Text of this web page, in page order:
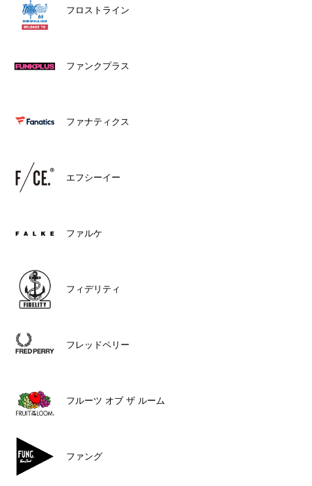
フロストライン
ファンクプラス
ファナティクス
エフシーイー
ファルケ
フィデリティ
フレッドペリー
フルーツ オブ ザ ルーム
ファング